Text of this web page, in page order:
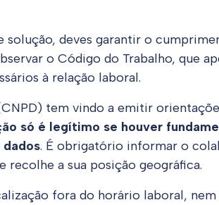
deves garantir o
o Código do Trabalho, que
à relação laboral.
tem vindo a emitir
só é legítimo se houver
. É obrigatório informar o
recolhe a sua posição geográfica.
fora do horário laboral,